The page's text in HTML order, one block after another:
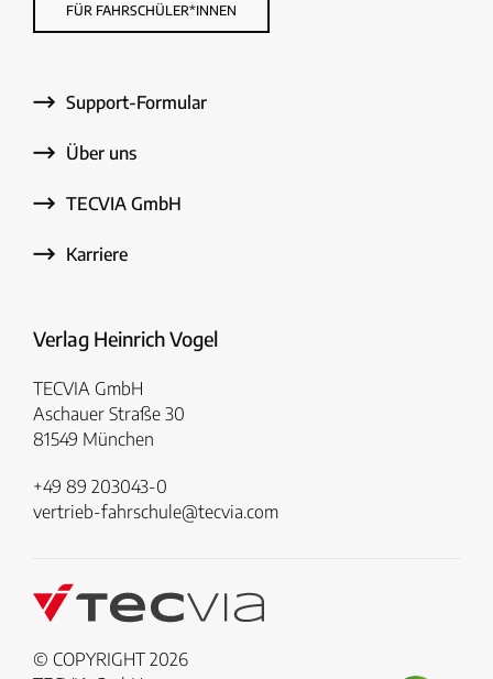
FÜR FAHRSCHÜLER*INNEN
Support-Formular
Über uns
TECVIA GmbH
Karriere
Verlag Heinrich Vogel
TECVIA GmbH
Aschauer Straße 30
81549 München
+49 89 203043-0
vertrieb-fahrschule@tecvia.com
© COPYRIGHT 2026